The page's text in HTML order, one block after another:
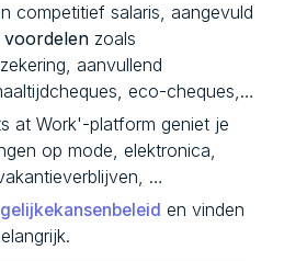
competitief salaris, aangevuld
voordelen zoals
aanvullend
eco-cheques,…
at Work'-platform geniet je
op mode, elektronica,
…
gelijkekansenbeleid en vinden